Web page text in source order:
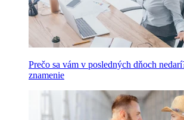
Prečo sa vám v posledných dňoch
znamenie